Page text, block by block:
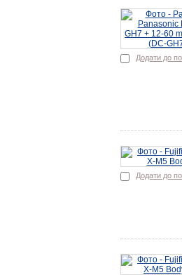
Додати до
Додати до